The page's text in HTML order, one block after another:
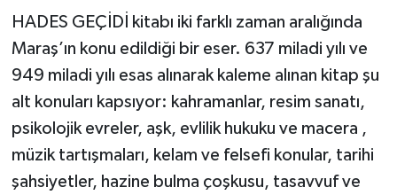
HADES GEÇİDİ kitabı iki farklı zaman aralığında
Maraş’ın konu edildiği bir eser. 637 miladi yılı ve
949 miladi yılı esas alınarak kaleme alınan kitap şu
alt konuları kapsıyor: kahramanlar, resim sanatı,
psikolojik evreler, aşk, evlilik hukuku ve macera ,
müzik tartışmaları, kelam ve felsefi konular, tarihi
şahsiyetler, hazine bulma çoşkusu, tasavvuf ve